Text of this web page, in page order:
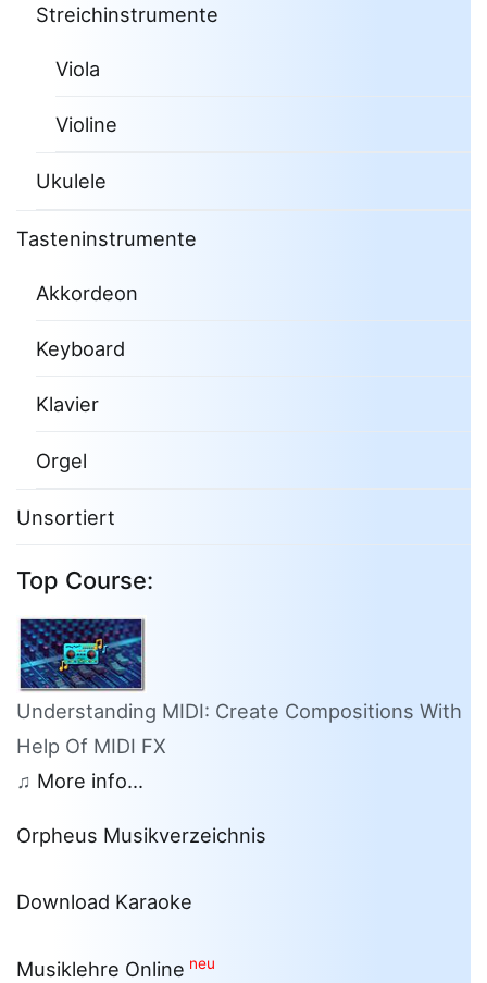
Streichinstrumente
Viola
Violine
Ukulele
Tasteninstrumente
Akkordeon
Keyboard
Klavier
Orgel
Unsortiert
Top Course:
Understanding MIDI: Create Compositions With
Help Of MIDI FX
♫ More info...
Orpheus Musikverzeichnis
Download Karaoke
Musiklehre Online neu